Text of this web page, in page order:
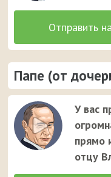
Папе (от
У вас
прямо
отцу